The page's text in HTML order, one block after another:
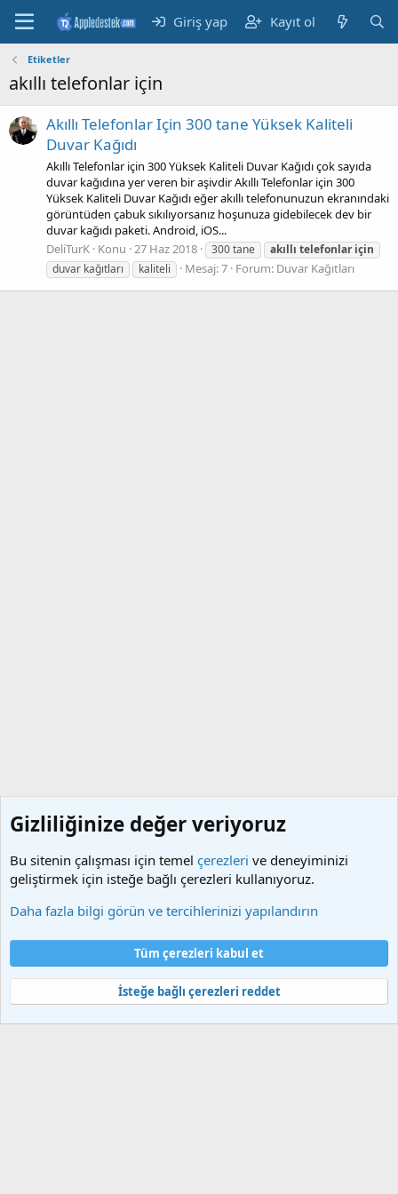
Giriş yap Kayıt ol
Etiketler
akıllı telefonlar için
Akıllı Telefonlar Için 300 tane Yüksek Kaliteli
Duvar Kağıdı
Akıllı Telefonlar için 300 Yüksek Kaliteli Duvar Kağıdı çok sayıda
duvar kağıdına yer veren bir aşivdir Akıllı Telefonlar için 300
Yüksek Kaliteli Duvar Kağıdı eğer akıllı telefonunuzun ekranındaki
görüntüden çabuk sıkılıyorsanız hoşunuza gidebilecek dev bir
duvar kağıdı paketi. Android, iOS...
DeliTurK Konu 27 Haz 2018 300 tane akıllı telefonlar için
duvar kağıtları
kaliteli Mesaj: 7 Forum: Duvar Kağıtları
Şartlar ve kurallar
Gizlilik politikası
Yardım
Ana sayfa
S
S
Community platform by XenForo® © 2010-2025 XenForo Ltd.
Gizliliğinize değer veriyoruz
Bu sitenin çalışması için temel çerezleri ve deneyiminizi
geliştirmek için isteğe bağlı çerezleri kullanıyoruz.
Daha fazla bilgi görün ve tercihlerinizi yapılandırın
Tüm çerezleri kabul et
İsteğe bağlı çerezleri reddet